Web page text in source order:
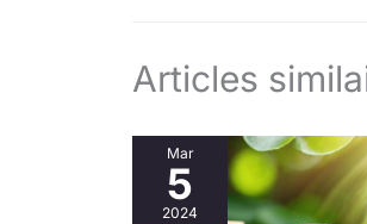
Articles
Mar
5
2024